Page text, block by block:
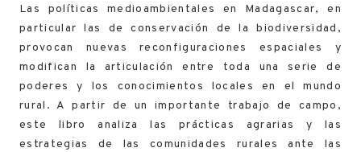
Las políticas medioambientales en Madagascar, en
particular las de conservación de la biodiversidad,
provocan nuevas reconfiguraciones espaciales y
modifican la articulación entre toda una serie de
poderes y los conocimientos locales en el mundo
rural. A partir de un importante trabajo de campo,
este libro analiza las prácticas agrarias y las
estrategias de las comunidades rurales ante las